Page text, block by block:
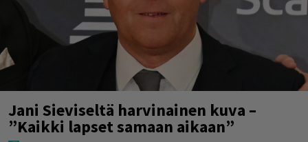
Jani Sieviseltä harvinainen kuva –
”Kaikki lapset samaan aikaan”